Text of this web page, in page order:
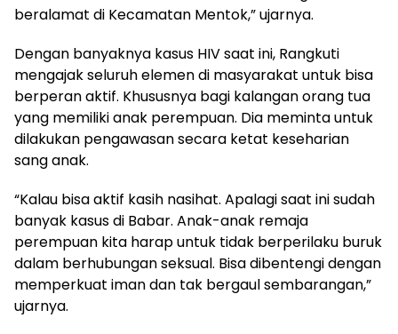
beralamat di Kecamatan Mentok,” ujarnya.
Dengan banyaknya kasus HIV saat ini, Rangkuti
mengajak seluruh elemen di masyarakat untuk bisa
berperan aktif. Khususnya bagi kalangan orang tua
yang memiliki anak perempuan. Dia meminta untuk
dilakukan pengawasan secara ketat keseharian
sang anak.
“Kalau bisa aktif kasih nasihat. Apalagi saat ini sudah
banyak kasus di Babar. Anak-anak remaja
perempuan kita harap untuk tidak berperilaku buruk
dalam berhubungan seksual. Bisa dibentengi dengan
memperkuat iman dan tak bergaul sembarangan,”
ujarnya.